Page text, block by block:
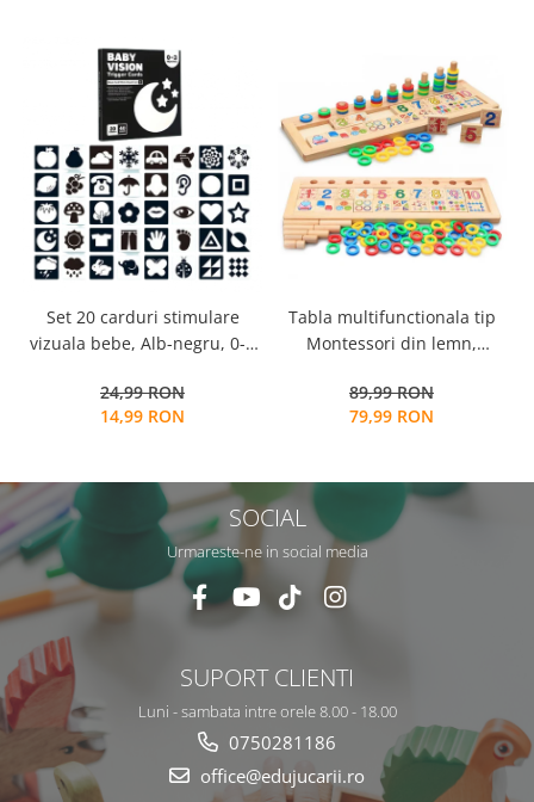
Set 20 carduri stimulare
vizuala bebe, Alb-negru, 0-3
24,99 RON
14,99 RON
Tabla multifunctionala tip
Montessori din lemn,
multicolore pt cantitate,
numere si operatiuni
89,99 RON
79,99 RON
SOCIAL
Urmareste-ne in social media
SUPORT CLIENTI
Luni - sambata intre orele 8.00 - 18.00
0750281186
office@edujucarii.ro